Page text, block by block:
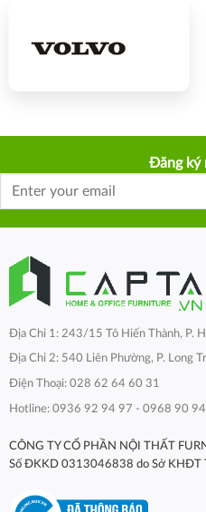
Đăng ký
Địa Chỉ 1: 243/15 Tô Hiến Thành, P.
Địa Chỉ 2: 540 Liên Phường, P. Long
Điện Thoại: 028 62 64 60 31
Hotline: 0936 92 94 97 - 0968 90
CÔNG TY CỔ PHẦN NỘI THẤT
Số ĐKKD 0313046838 do Sở KHĐT